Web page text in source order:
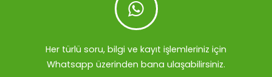
Her türlü soru, bilgi ve kayıt işlemleriniz için
Whatsapp üzerinden bana ulaşabilirsiniz.